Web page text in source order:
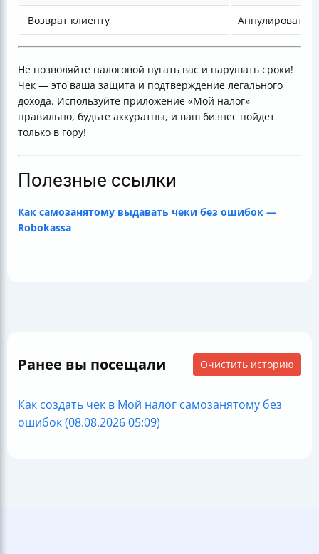
Возврат клиенту Аннулировать
Не позволяйте налоговой пугать вас и нарушать сроки!
Чек — это ваша защита и подтверждение легального
дохода. Используйте приложение «Мой налог»
правильно, будьте аккуратны, и ваш бизнес пойдет
только в гору!
Полезные ссылки
Как самозанятому выдавать чеки без ошибок —
Robokassa
Ранее вы посещали Очистить историю
Как создать чек в Мой налог самозанятому без
ошибок (08.08.2026 05:09)